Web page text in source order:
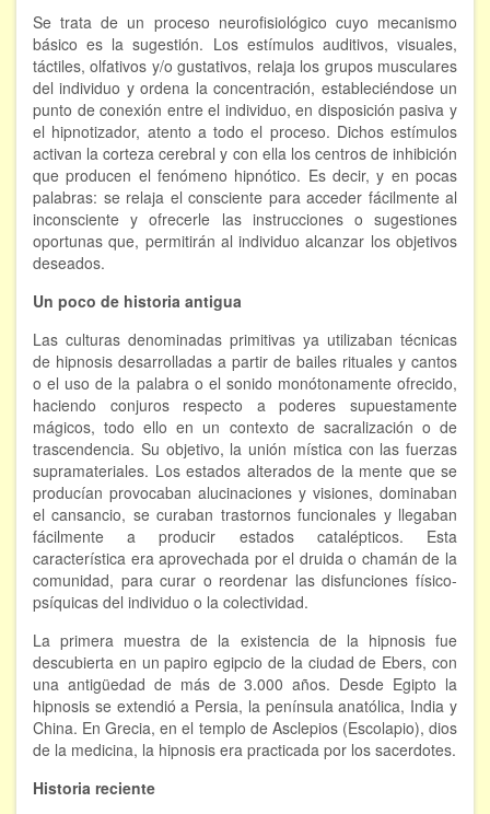
EVENTOS
FORMACIÓN
Viaje Astral, Evolución de la conciencia
Bioenergía Cuántica Evolutiva
Limpieza de las energías - - Próximamente TALLER
PRÁCTICO
NOTICIAS Y ENTREVISTAS
TERAPIAS
Aura y energías. Limpieza
Sincroinducción. Entrenamiento mental
Hipnosis clínica
Hipnosis proyectiva
Hipnosis regresiva
Bioenergía. Sanación energética
DESCARGAS
Se trata de un proceso neurofisiológico cuyo mecanismo
básico es la sugestión. Los estímulos auditivos, visuales,
táctiles, olfativos y/o gustativos, relaja los grupos musculares
del individuo y ordena la concentración, estableciéndose un
punto de conexión entre el individuo, en disposición pasiva y
el hipnotizador, atento a todo el proceso. Dichos estímulos
activan la corteza cerebral y con ella los centros de inhibición
que producen el fenómeno hipnótico. Es decir, y en pocas
palabras: se relaja el consciente para acceder fácilmente al
inconsciente y ofrecerle las instrucciones o sugestiones
oportunas que, permitirán al individuo alcanzar los objetivos
deseados.
Un poco de historia antigua
Las culturas denominadas primitivas ya utilizaban técnicas
de hipnosis desarrolladas a partir de bailes rituales y cantos
o el uso de la palabra o el sonido monótonamente ofrecido,
haciendo conjuros respecto a poderes supuestamente
mágicos, todo ello en un contexto de sacralización o de
trascendencia. Su objetivo, la unión mística con las fuerzas
supramateriales. Los estados alterados de la mente que se
producían provocaban alucinaciones y visiones, dominaban
el cansancio, se curaban trastornos funcionales y llegaban
fácilmente a producir estados catalépticos. Esta
característica era aprovechada por el druida o chamán de la
comunidad, para curar o reordenar las disfunciones físico-
psíquicas del individuo o la colectividad.
La primera muestra de la existencia de la hipnosis fue
descubierta en un papiro egipcio de la ciudad de Ebers, con
una antigüedad de más de 3.000 años. Desde Egipto la
hipnosis se extendió a Persia, la península anatólica, India y
China. En Grecia, en el templo de Asclepios (Escolapio), dios
de la medicina, la hipnosis era practicada por los sacerdotes.
Historia reciente